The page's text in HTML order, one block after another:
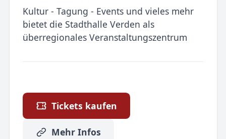
Kultur - Tagung - Events und vieles mehr
bietet die Stadthalle Verden als
überregionales Veranstaltungszentrum
Tickets kaufen
Mehr Infos